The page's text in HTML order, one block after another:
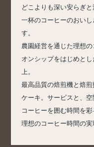
どこよりも深い安らぎと
一杯のコーヒーのおい
す。
農園経営を通じた理想
オンシップをはじめと
上。
最高品質の焙煎機と焙
ケーキ。サービスと、空
コーヒーを囲む時間を
理想のコーヒー時間の実